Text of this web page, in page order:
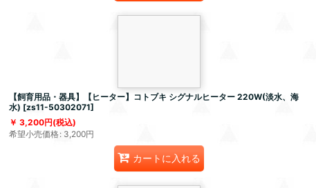
【飼育用品・器具】【ヒーター】コトブキ シグナルヒーター 220W(淡水、海
水) [zs11-50302071]
3,200円(税込)
希望小売価格: 3,200円
カートに入れる